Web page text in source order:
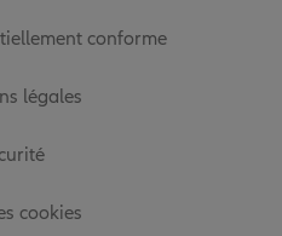
conforme
légales
cookies